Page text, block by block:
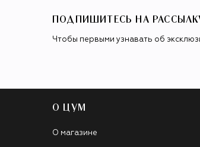
ПОДПИШИТЕСЬ НА
Чтобы первыми узнавать об
О ЦУМ
О магазине